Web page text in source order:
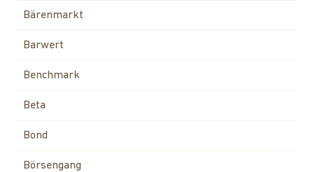
Bärenmarkt
Barwert
Benchmark
Beta
Bond
Börsengang